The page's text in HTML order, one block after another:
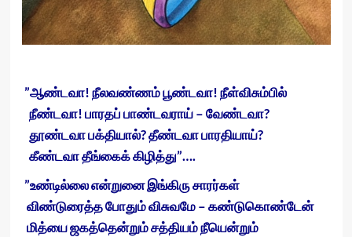
”ஆண்டவா! நீலவண்ணம் பூண்டவா! நீள்விசும்பில்
நீண்டவா! பாரதப் பாண்டவராய் – வேண்டவா?
தூண்டவா பக்தியால்? தீண்டவா பாரதியாய்?
கீண்டவா தீங்கைக் கிழித்து”….
”உண்டில்லை என்றுனை இங்கிரு சாரர்கள்
விண்டுரைத்த போதும் விசுவமே – கண்டுகொண்டேன்
மித்யை ஜகத்தென்றும் சத்தியம் நீயென்றும்